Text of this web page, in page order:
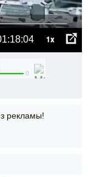
1x
0
рекламы!